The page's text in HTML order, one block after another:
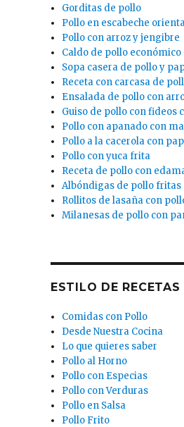
Gorditas de pollo
Pollo en escabeche
Pollo con arroz y jengibre
Caldo de pollo económico
Sopa casera de pollo y
Receta con carcasa de
Ensalada de pollo con
Guiso de pollo con fideos
Pollo con apanado con
Pollo a la cacerola con
Pollo con yuca frita
Receta de pollo con
Albóndigas de pollo fritas
Rollitos de lasaña con
Milanesas de pollo con
ESTILO DE RECETAS
Comidas con Pollo
Desde Nuestra Cocina
Lo que quieres saber
Pollo al Horno
Pollo con Especias
Pollo con Verduras
Pollo en Salsa
Pollo Frito